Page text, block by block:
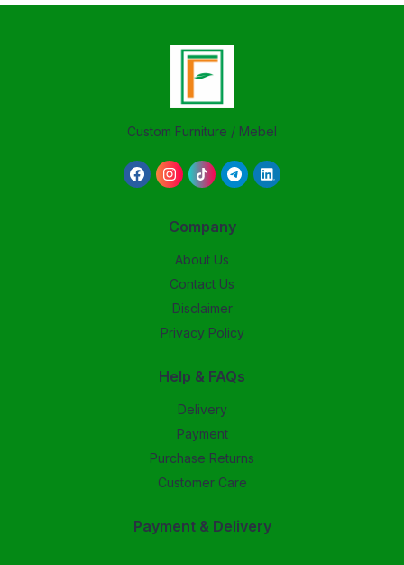
Custom Furniture / Mebel
Company
About Us
Contact Us
Disclaimer
Privacy Policy
Help & FAQs
Delivery
Payment
Purchase Returns
Customer Care
Payment & Delivery